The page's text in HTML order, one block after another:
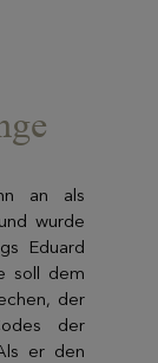
an als
wurde
Eduard
soll dem
der
der
er den